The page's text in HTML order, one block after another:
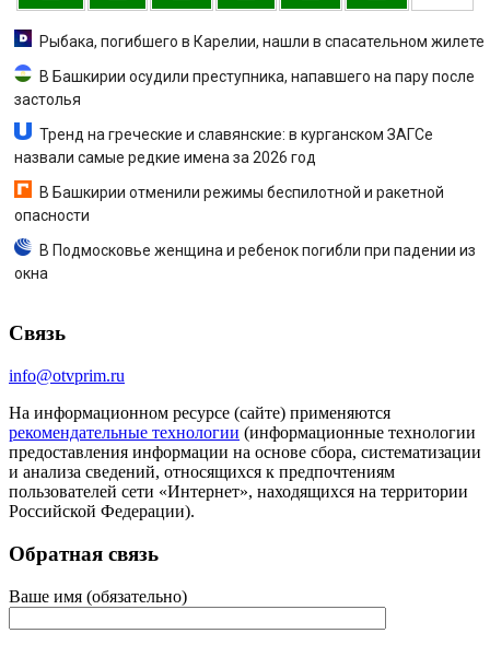
Рыбака, погибшего в Карелии, нашли в спасательном жилете
В Башкирии осудили преступника, напавшего на пару после
застолья
Тренд на греческие и славянские: в курганском ЗАГСе
назвали самые редкие имена за 2026 год
В Башкирии отменили режимы беспилотной и ракетной
опасности
В Подмосковье женщина и ребенок погибли при падении из
окна
Связь
info@otvprim.ru
На информационном ресурсе (сайте) применяются
рекомендательные технологии (информационные технологии
предоставления информации на основе сбора, систематизации
и анализа сведений, относящихся к предпочтениям
пользователей сети «Интернет», находящихся на территории
Российской Федерации).
Обратная связь
Ваше имя (обязательно)